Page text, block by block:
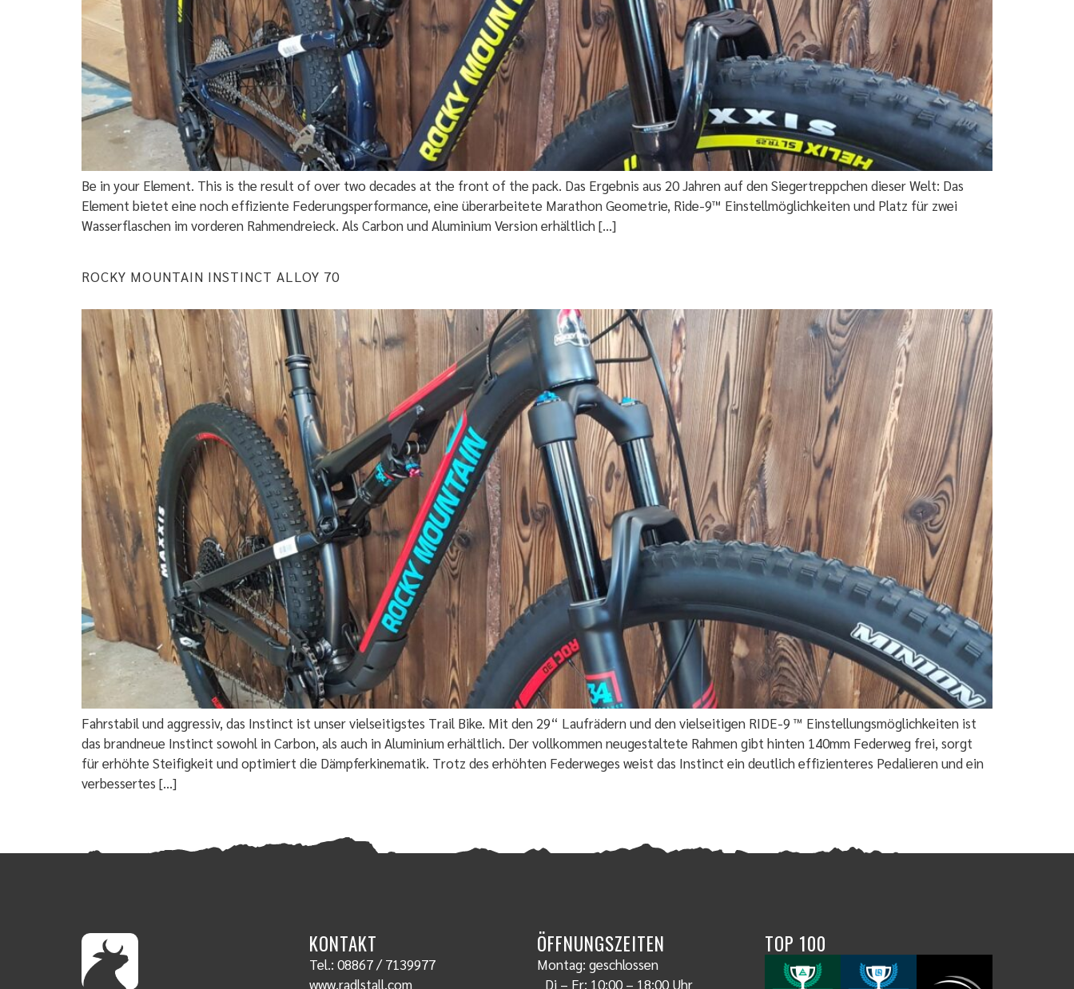
Be in your Element. This is the result of over two decades at the front of the pack. Das Ergebnis aus 20 Jahren auf den Siegertreppchen dieser Welt: Das
Element bietet eine noch effiziente Federungsperformance, eine überarbeitete Marathon Geometrie, Ride-9™ Einstellmöglichkeiten und Platz für zwei
Wasserflaschen im vorderen Rahmendreieck. Als Carbon und Aluminium Version erhältlich […]
ROCKY MOUNTAIN INSTINCT ALLOY 70
Fahrstabil und aggressiv, das Instinct ist unser vielseitigstes Trail Bike. Mit den 29“ Laufrädern und den vielseitigen RIDE-9 ™ Einstellungsmöglichkeiten ist
das brandneue Instinct sowohl in Carbon, als auch in Aluminium erhältlich. Der vollkommen neugestaltete Rahmen gibt hinten 140mm Federweg frei, sorgt
für erhöhte Steifigkeit und optimiert die Dämpferkinematik. Trotz des erhöhten Federweges weist das Instinct ein deutlich effizienteres Pedalieren und ein
verbessertes […]
KONTAKT
Tel.: 08867 / 7139977
www.radlstall.com
ÖFFNUNGSZEITEN
Montag: geschlossen
Di – Fr: 10:00 – 18:00 Uhr
TOP 100